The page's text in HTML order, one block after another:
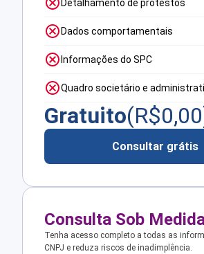
Detalhamento de protestos
Dados comportamentais
Informações do SPC
Quadro societário e
Gratuito(R$0,00
Consultar grátis
Consulta Sob
Tenha acesso completo a todas as
CNPJ e reduza riscos de inadimplência.